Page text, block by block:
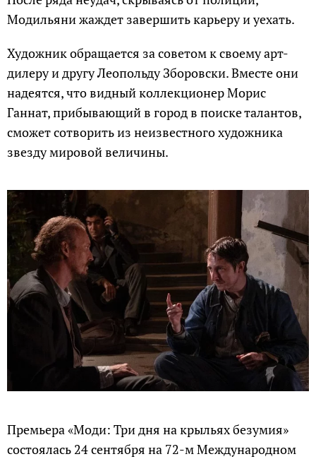
Модильяни жаждет завершить карьеру и уехать.
Художник обращается за советом к своему арт-
дилеру и другу Леопольду Зборовски. Вместе они
надеятся, что видный коллекционер Морис
Ганнат, прибывающий в город в поиске талантов,
сможет сотворить из неизвестного художника
звезду мировой величины.
Премьера «Моди: Три дня на крыльях безумия»
состоялась 24 сентября на 72-м Международном